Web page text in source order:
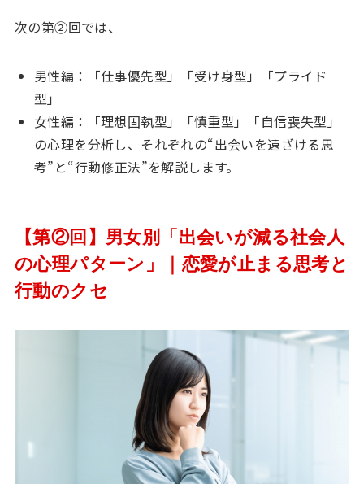
次の第②回では、
男性編：「仕事優先型」「受け身型」「プライド
型」
女性編：「理想固執型」「慎重型」「自信喪失型」
の心理を分析し、それぞれの“出会いを遠ざける思
考”と“行動修正法”を解説します。
【第②回】男女別「出会いが減る社会人
の心理パターン」｜恋愛が止まる思考と
行動のクセ